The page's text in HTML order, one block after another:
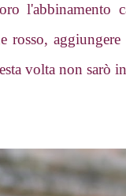
l'abbinamento
rosso,
volta non sarò